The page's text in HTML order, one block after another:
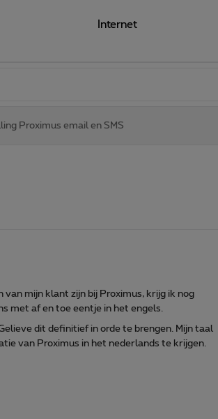
Internet
Proximus email en SMS
mijn klant zijn bij Proximus, krijg ik nog
met af en toe eentje in het engels.
dit definitief in orde te brengen. Mijn taal
van Proximus in het nederlands te krijgen.